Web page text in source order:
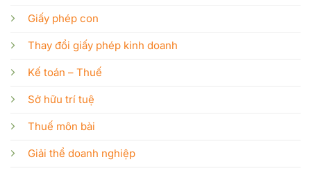
Giấy phép con
Thay đổi giấy phép kinh doanh
Kế toán – Thuế
Sở hữu trí tuệ
Thuế môn bài
Giải thể doanh nghiệp